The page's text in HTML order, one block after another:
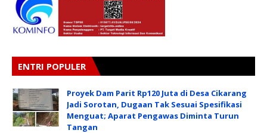
ENTRI POPULER
Proyek Dam Parit Rp120 Juta di Desa Cikarang
Jadi Sorotan, Dugaan Tak Sesuai Spesifikasi
Menguat; Aparat Pengawas Diminta Turun
Tangan